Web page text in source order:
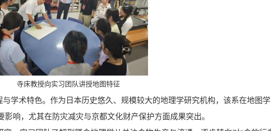
寺床教授向实习团队讲授地图特征
学术特色。作为日本历史悠久、规模较大的地理学研究机构，该系在地图
响，尤其在防灾减灾与京都文化财产保护方面成果突出。